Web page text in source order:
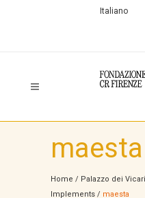
Italiano
maesta
Home / Palazzo dei
Implements / maesta